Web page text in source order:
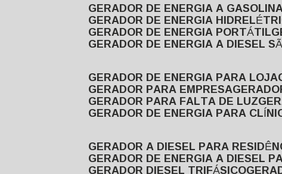
GERADOR DE ENERGIA A
GERADOR DE ENERGIA
GERADOR DE ENERGIA PORTÁTIL
GERADOR DE ENERGIA A DIESEL
GERADOR DE ENERGIA PARA LOJA
GERADOR PARA EMPRESA
GERADOR PARA FALTA DE LUZ
GERADOR DE ENERGIA PARA
GERADOR A DIESEL PARA
GERADOR DE ENERGIA A DIESEL
GERADOR DIESEL TRIFÁSICO